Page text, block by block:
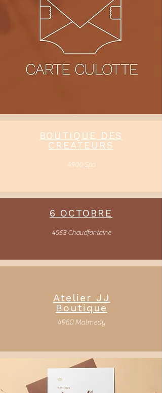
BOUTIQUE DES
CREATEURS
4900 Spa
6 OCTOBRE
4053 Chaudfontaine
Atelier JJ
Boutique
4960 Malmedy